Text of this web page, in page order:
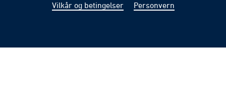
Vilkår og betingelser Personvern